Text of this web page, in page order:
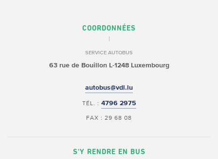
COORDONNÉES
SERVICE AUTOBUS
63 rue de BouillonL-1248 Luxembourg
autobus@vdl.lu
TÉL. : 4796 2975
FAX : 29 68 08
S'Y RENDRE EN BUS